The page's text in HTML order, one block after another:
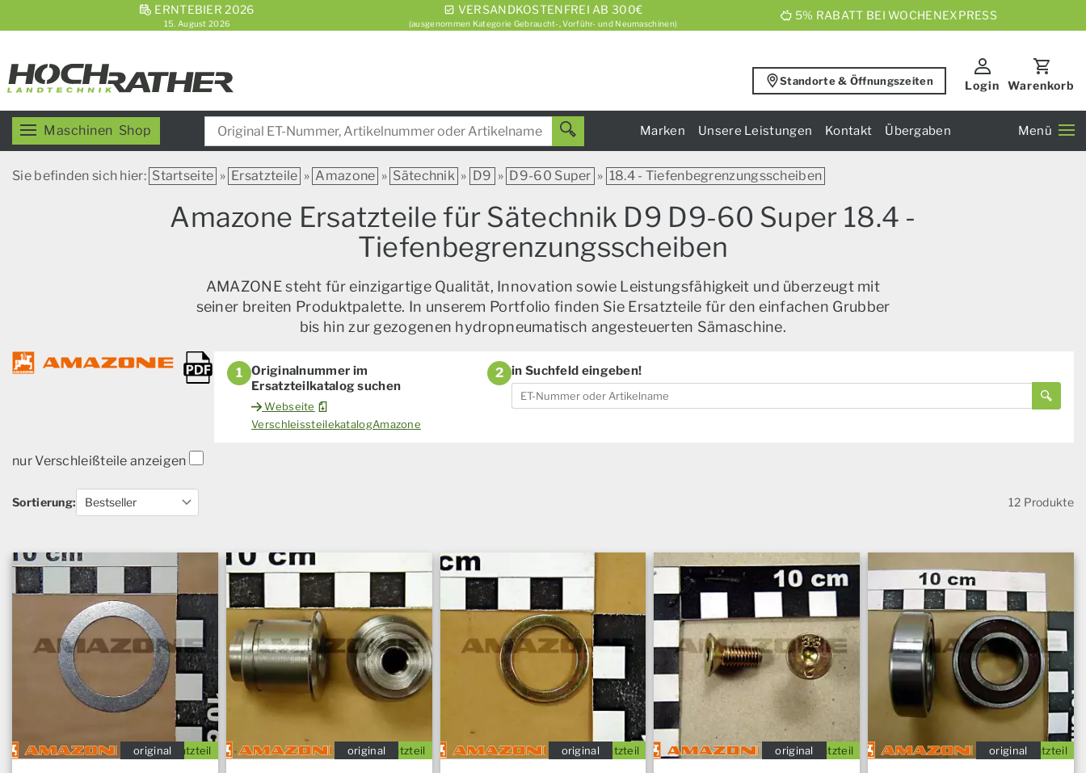
ERNTEBIER 2026
15. August 2026
VERSANDKOSTENFREI AB 300€
(ausgenommen Kategorie Gebraucht-, Vorführ- und Neumaschinen)
5% RABATT BEI WOCHENEXPRESS
Standorte & Öffnungszeiten Login Warenkorb
Maschinen Shop Marken Unsere Leistungen Kontakt Übergaben Menü
Sie befinden sich hier: Startseite » Ersatzteile » Amazone » Sätechnik » D9 » D9-60 Super » 18.4 - Tiefenbegrenzungsscheiben
Amazone Ersatzteile für Sätechnik D9 D9-60 Super 18.4 -
Tiefenbegrenzungsscheiben
AMAZONE steht für einzigartige Qualität, Innovation sowie Leistungsfähigkeit und überzeugt mit
seiner breiten Produktpalette. In unserem Portfolio finden Sie Ersatzteile für den einfachen Grubber
bis hin zur gezogenen hydropneumatisch angesteuerten Sämaschine.
1
Originalnummer im
Ersatzteilkatalog suchen
Webseite
VerschleissteilekatalogAmazone
2 in Suchfeld eingeben!
nur Verschleißteile anzeigen
Sortierung: 12 Produkte
Ersatzteil
original Ersatzteil
original Ersatzteil
original Ersatzteil
original Ersatzteil
original